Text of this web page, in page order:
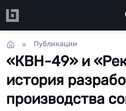
Публикации
«КВН-49» и
история
производства